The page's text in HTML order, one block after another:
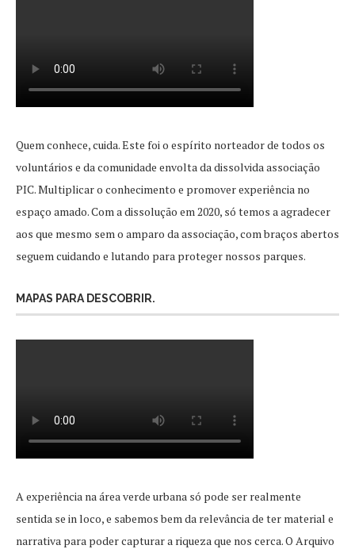
Quem conhece, cuida. Este foi o espírito norteador de todos os
voluntários e da comunidade envolta da dissolvida associação
PIC. Multiplicar o conhecimento e promover experiência no
espaço amado. Com a dissolução em 2020, só temos a agradecer
aos que mesmo sem o amparo da associação, com braços abertos
seguem cuidando e lutando para proteger nossos parques.
MAPAS PARA DESCOBRIR.
A experiência na área verde urbana só pode ser realmente
sentida se in loco, e sabemos bem da relevância de ter material e
narrativa para poder capturar a riqueza que nos cerca. O Arquivo